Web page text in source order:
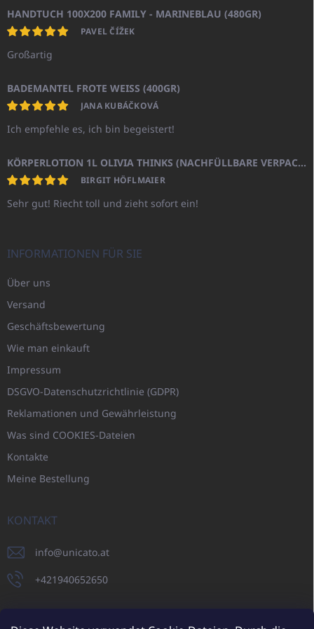
HANDTUCH 100X200 FAMILY - MARINEBLAU (480GR)
PAVEL ČÍŽEK
Großartig
BADEMANTEL FROTE WEISS (400GR)
JANA KUBÁČKOVÁ
Ich empfehle es, ich bin begeistert!
KÖRPERLOTION 1L OLIVIA THINKS (NACHFÜLLBARE VERPACKUNG)
BIRGIT HÖFLMAIER
Sehr gut! Riecht toll und zieht sofort ein!
INFORMATIONEN FÜR SIE
Über uns
Versand
Geschäftsbewertung
Wie man einkauft
Impressum
DSGVO-Datenschutzrichtlinie (GDPR)
Reklamationen und Gewährleistung
Was sind COOKIES-Dateien
Kontakte
Meine Bestellung
KONTAKT
info@unicato.at
+421940652650